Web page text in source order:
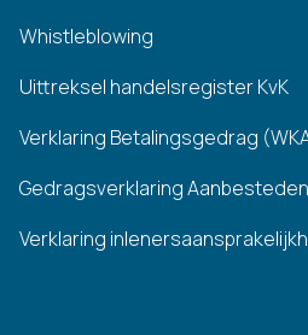
Whistleblowing
Uittreksel handelsregister KvK
Verklaring Betalingsgedrag
Gedragsverklaring Aanbesteden
Verklaring